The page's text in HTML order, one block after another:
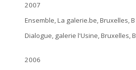
2007
Ensemble, La galerie.be, Bruxelles, B
Dialogue, galerie l'Usine, Bruxelles, B
2006